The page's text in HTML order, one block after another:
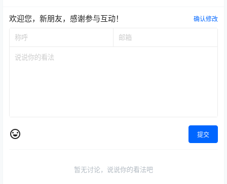
欢迎您，新朋友，感谢参与互动！ 确认修改
提交
暂无讨论，说说你的看法吧